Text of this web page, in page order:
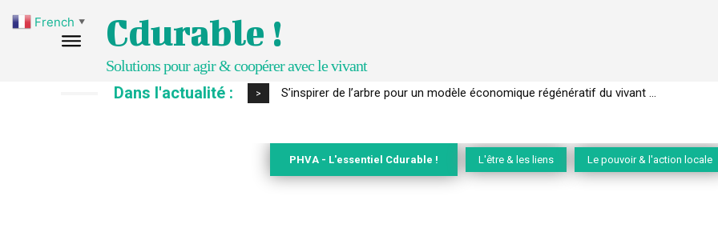
Cdurable !
Solutions pour agir & coopérer avec le vivant
Dans l'actualité : > IPBES : le « GIEC de la biodiversité » appelle les entreprises à devenir des alliées du
PHVA - L'essentiel Cdurable ! L'être & les liens Le pouvoir & l'action locale
French ▼